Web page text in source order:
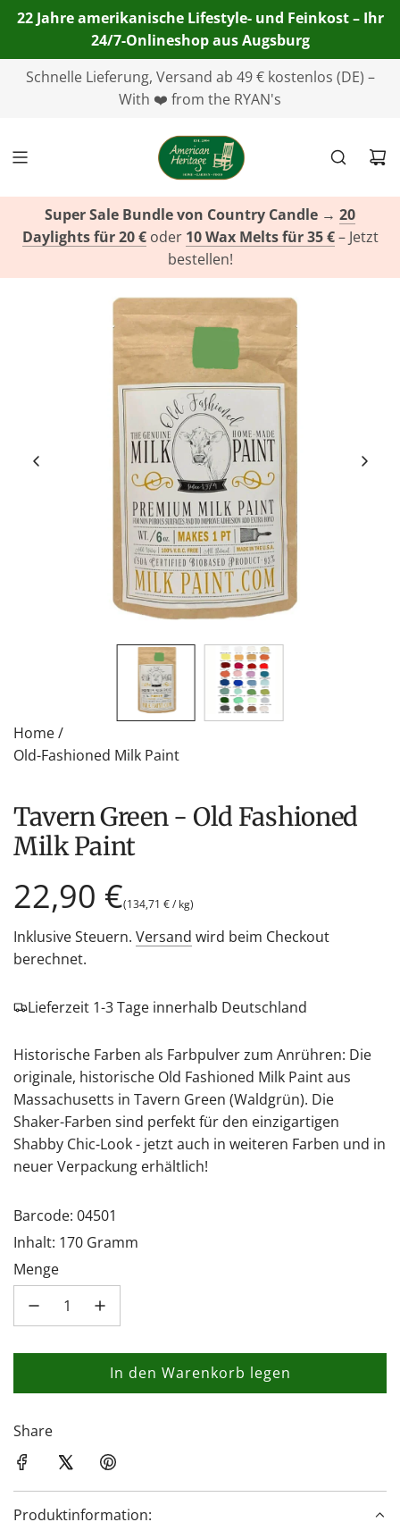
22 Jahre amerikanische Lifestyle- und Feinkost – Ihr
24/7-Onlineshop aus Augsburg
Schnelle Lieferung, Versand ab 49 € kostenlos (DE) –
With ❤️ from the RYAN's
Telefon:+49(0)821 455 254 00 | E-Mail:info@american-
heritage.de| WhatsApp:+49(0)151 116 719 10
Super Sale Bundle von Country Candle → 20
Daylights für 20 €oder 10 Wax Melts für 35 €– Jetzt
bestellen!
Home/
Old-Fashioned Milk Paint
Tavern Green - Old Fashioned
Milk Paint
Regulärer
Preis
22,90 €(134,71 €/ kg)
Inklusive Steuern. Versand wird beim Checkout
berechnet.
Lieferzeit 1-3 Tage innerhalb Deutschland
Historische Farben als Farbpulver zum Anrühren: Die
originale, historische Old Fashioned Milk Paint aus
Massachusetts in Tavern Green (Waldgrün). Die
Shaker-Farben sind perfekt für den einzigartigen
Shabby Chic-Look - jetzt auch in weiteren Farben und in
neuer Verpackung erhältlich!
Barcode: 04501
Inhalt: 170 Gramm
Menge
In den Warenkorb legen
L
.
Share
Produktinformation: